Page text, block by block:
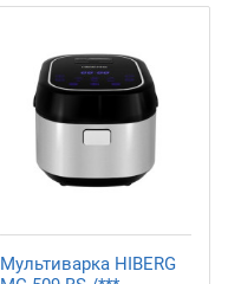
Мультиварка HIBERG